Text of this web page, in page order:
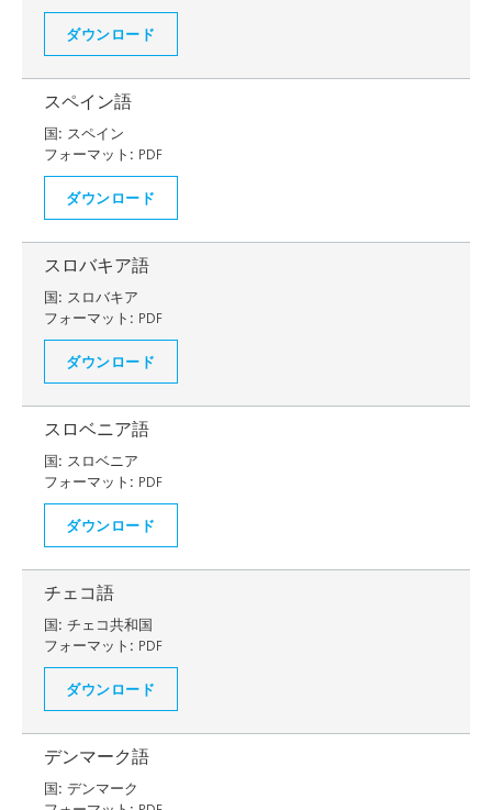
ダウンロード
スペイン語
国: スペイン
フォーマット: PDF
ダウンロード
スロバキア語
国: スロバキア
フォーマット: PDF
ダウンロード
スロベニア語
国: スロベニア
フォーマット: PDF
ダウンロード
チェコ語
国: チェコ共和国
フォーマット: PDF
ダウンロード
デンマーク語
国: デンマーク